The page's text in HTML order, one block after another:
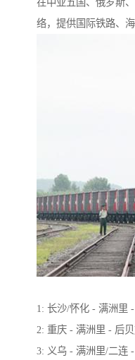
在中亚五国、俄罗斯
络，提供国际铁路、
1: 长沙/怀化 - 满洲里
2: 重庆 - 满洲里 - 后
3: 义乌 - 满洲里/二连